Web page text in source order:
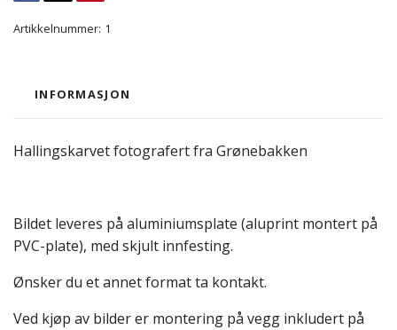
Artikkelnummer: 1
INFORMASJON
Hallingskarvet fotografert fra Grønebakken
Bildet leveres på aluminiumsplate (aluprint montert på
PVC-plate), med skjult innfesting.
Ønsker du et annet format ta kontakt.
Ved kjøp av bilder er montering på vegg inkludert på